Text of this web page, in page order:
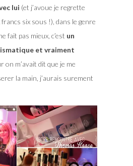
lui (et j’avoue je regrette
francs six sous !), dans le genre
fait pas mieux, c’est un
et vraiment
on m’avait dit que je me
la main, j’aurais surement